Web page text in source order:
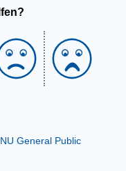
General Public